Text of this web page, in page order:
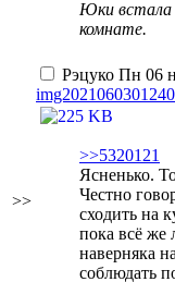
Юки встала
комнате.
>>
Рэцуко Пн 06
>>5320121
Ясненько.
Честно
сходить на
пока всё же
наверняка
соблюдать